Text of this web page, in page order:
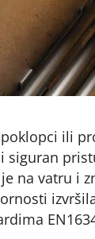
ili
siguran
na vatru i